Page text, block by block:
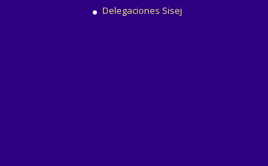
Delegaciones Sisej